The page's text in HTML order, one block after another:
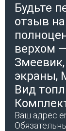
Будьте
отзыв
верхом
экраны,
Вид
Ваш адрес